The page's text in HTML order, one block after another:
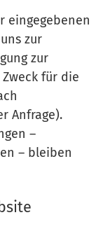
eingegebenen
zur
zur
für die
Anfrage).
–
– bleiben